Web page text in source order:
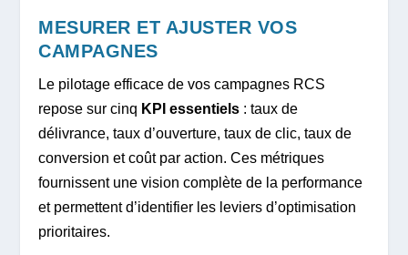
MESURER ET AJUSTER VOS
CAMPAGNES
Le pilotage efficace de vos campagnes RCS
repose sur cinq KPI essentiels : taux de
délivrance, taux d’ouverture, taux de clic, taux de
conversion et coût par action. Ces métriques
fournissent une vision complète de la performance
et permettent d’identifier les leviers d’optimisation
prioritaires.